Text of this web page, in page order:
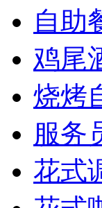
自助
鸡尾
烧烤
服务
花式